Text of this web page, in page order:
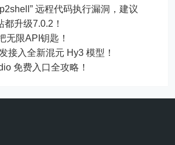
远程代码执行漏洞，建议
升级7.0.2！
无限API钥匙！
接入全新混元 Hy3 模型！
免费入口全攻略！